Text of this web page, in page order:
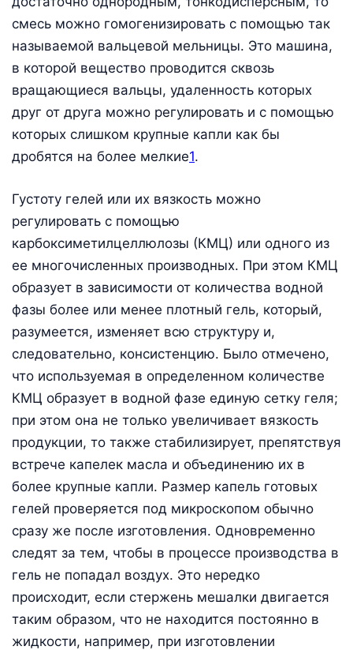
смесь можно гомогенизировать с помощью так
называемой вальцевой мельницы. Это машина,
в которой вещество проводится сквозь
вращающиеся вальцы, удаленность которых
друг от друга можно регулировать и с помощью
которых слишком крупные капли как бы
дробятся на более мелкие1.
Густоту гелей или их вязкость можно
регулировать с помощью
карбоксиметилцеллюлозы (КМЦ) или одного из
ее многочисленных производных. При этом КМЦ
образует в зависимости от количества водной
фазы более или менее плотный гель, который,
разумеется, изменяет всю структуру и,
следовательно, консистенцию. Было отмечено,
что используемая в определенном количестве
КМЦ образует в водной фазе единую сетку геля;
при этом она не только увеличивает вязкость
продукции, то также стабилизирует, препятствуя
встрече капелек масла и объединению их в
более крупные капли. Размер капель готовых
гелей проверяется под микроскопом обычно
сразу же после изготовления. Одновременно
следят за тем, чтобы в процессе производства в
гель не попадал воздух. Это нередко
происходит, если стержень мешалки двигается
таким образом, что не находится постоянно в
жидкости, например, при изготовлении